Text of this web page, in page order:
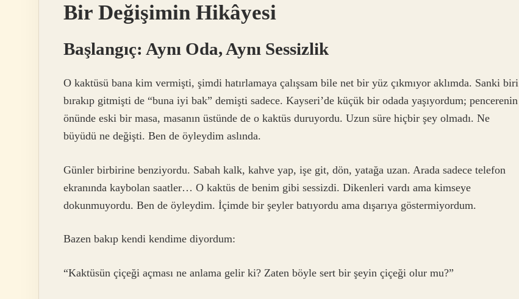
Bir Değişimin Hikâyesi
Başlangıç: Aynı Oda, Aynı Sessizlik
O kaktüsü bana kim vermişti, şimdi hatırlamaya çalışsam bile net bir yüz çıkmıyor aklımda. Sanki biri
bırakıp gitmişti de “buna iyi bak” demişti sadece. Kayseri’de küçük bir odada yaşıyordum; pencerenin
önünde eski bir masa, masanın üstünde de o kaktüs duruyordu. Uzun süre hiçbir şey olmadı. Ne
büyüdü ne değişti. Ben de öyleydim aslında.
Günler birbirine benziyordu. Sabah kalk, kahve yap, işe git, dön, yatağa uzan. Arada sadece telefon
ekranında kaybolan saatler… O kaktüs de benim gibi sessizdi. Dikenleri vardı ama kimseye
dokunmuyordu. Ben de öyleydim. İçimde bir şeyler batıyordu ama dışarıya göstermiyordum.
Bazen bakıp kendi kendime diyordum:
“Kaktüsün çiçeği açması ne anlama gelir ki? Zaten böyle sert bir şeyin çiçeği olur mu?”